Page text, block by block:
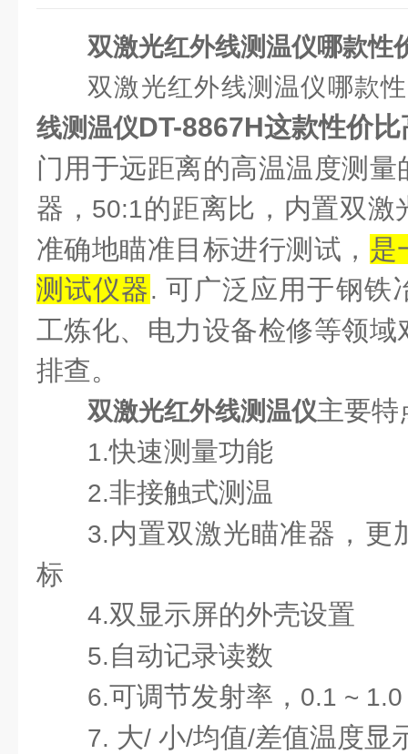
双激光红外线测温仪哪款性
双激光红外线测温仪哪款
线测温仪DT-8867H这款性价比
门用于远距离的高温温度测
器， 50:1的距离比，内置双激
准确地瞄准目标进行测试， 是
测试仪器. 可广泛应用于钢铁
工炼化、电力设备检修等领
排查。
双激光红外线测温仪主要特
1.快速测量功能
2.非接触式测温
3.内置双激光瞄准器，更
标
4.双显示屏的外壳设置
5.自动记录读数
6.可调节发射率， 0.1 ~ 1.0
7. 大/ 小/均值/差值温度显